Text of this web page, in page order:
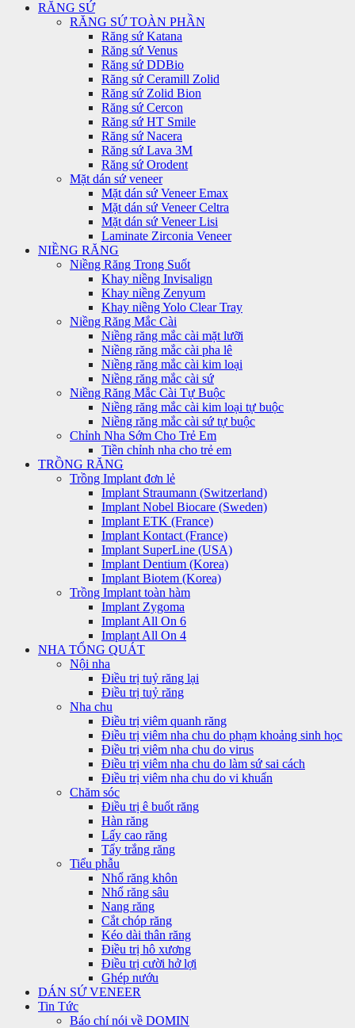
RĂNG SỨ
RĂNG SỨ TOÀN PHẦN
Răng sứ Katana
Răng sứ Venus
Răng sứ DDBio
Răng sứ Ceramill Zolid
Răng sứ Zolid Bion
Răng sứ Cercon
Răng sứ HT Smile
Răng sứ Nacera
Răng sứ Lava 3M
Răng sứ Orodent
Mặt dán sứ veneer
Mặt dán sứ Veneer Emax
Mặt dán sứ Veneer Celtra
Mặt dán sứ Veneer Lisi
Laminate Zirconia Veneer
NIỀNG RĂNG
Niềng Răng Trong Suốt
Khay niềng Invisalign
Khay niềng Zenyum
Khay niềng Yolo Clear Tray
Niềng Răng Mắc Cài
Niềng răng mắc cài mặt lưỡi
Niềng răng mắc cài pha lê
Niềng răng mắc cài kim loại
Niềng răng mắc cài sứ
Niềng Răng Mắc Cài Tự Buộc
Niềng răng mắc cài kim loại tự buộc
Niềng răng mắc cài sứ tự buộc
Chỉnh Nha Sớm Cho Trẻ Em
Tiền chỉnh nha cho trẻ em
TRỒNG RĂNG
Trồng Implant đơn lẻ
Implant Straumann (Switzerland)
Implant Nobel Biocare (Sweden)
Implant ETK (France)
Implant Kontact (France)
Implant SuperLine (USA)
Implant Dentium (Korea)
Implant Biotem (Korea)
Trồng Implant toàn hàm
Implant Zygoma
Implant All On 6
Implant All On 4
NHA TỔNG QUÁT
Nội nha
Điều trị tuỷ răng lại
Điều trị tuỷ răng
Nha chu
Điều trị viêm quanh răng
Điều trị viêm nha chu do phạm khoảng sinh học
Điều trị viêm nha chu do virus
Điều trị viêm nha chu do làm sứ sai cách
Điều trị viêm nha chu do vi khuẩn
Chăm sóc
Điều trị ê buốt răng
Hàn răng
Lấy cao răng
Tẩy trắng răng
Tiểu phẫu
Nhổ răng khôn
Nhổ răng sâu
Nang răng
Cắt chóp răng
Kéo dài thân răng
Điều trị hô xương
Điều trị cười hở lợi
Ghép nướu
DÁN SỨ VENEER
Tin Tức
Báo chí nói về DOMIN